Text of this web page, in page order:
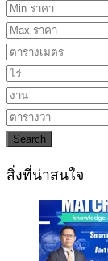
Search
สิ่งที่น่าสนใจ